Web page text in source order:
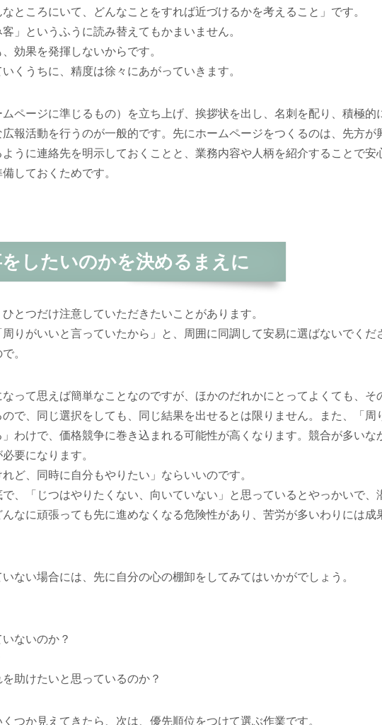
ところにいて、どんなことをすれば近づけるかを考えること」です。
」というふうに読み替えてもかまいません。
効果を発揮しないからです。
くうちに、精度は徐々にあがっていきます。
ページに準じるもの）を立ち上げ、挨拶状を出し、名刺を配り、積極的
報活動を行うのが一般的です。先にホームページをつくるのは、先方が
うに連絡先を明示しておくことと、業務内容や人柄を紹介することで安
しておくためです。
したいのかを決めるまえに
とつだけ注意していただきたいことがあります。
りがいいと言っていたから」と、周囲に同調して安易に選ばないでくだ
。
って思えば簡単なことなのですが、ほかのだれかにとってよくても、そ
で、同じ選択をしても、同じ結果を出せるとは限りません。また、「周
わけで、価格競争に巻き込まれる可能性が高くなります。競合が多いな
要になります。
ど、同時に自分もやりたい」ならいいのです。
、「じつはやりたくない、向いていない」と思っているとやっかいで、
なに頑張っても先に進めなくなる危険性があり、苦労が多いわりには成
ない場合には、先に自分の心の棚卸をしてみてはいかがでしょう。
ないのか？
助けたいと思っているのか？
つか見えてきたら、次は、優先順位をつけて選ぶ作業です。